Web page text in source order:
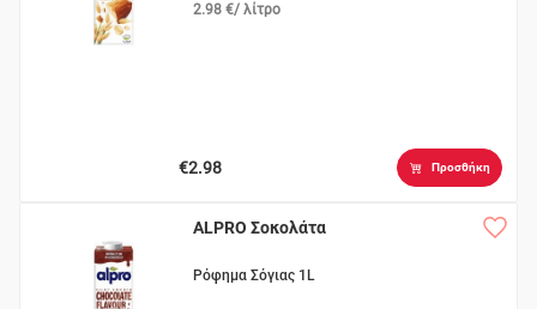
2.98 €/ λίτρο
€2.98 Προσθήκη
ALPRO Σοκολάτα
Ρόφημα Σόγιας 1L